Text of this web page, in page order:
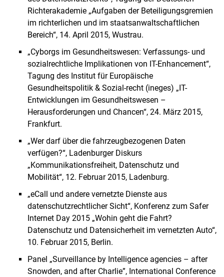
Richterakademie „Aufgaben der Beteiligungsgremien
im richterlichen und im staatsanwaltschaftlichen
Bereich“, 14. April 2015, Wustrau.
„Cyborgs im Gesundheitswesen: Verfassungs- und
sozialrechtliche Implikationen von IT-Enhancement“,
Tagung des Institut für Europäische
Gesundheitspolitik & Sozial-recht (ineges) „IT-
Entwicklungen im Gesundheitswesen –
Herausforderungen und Chancen“, 24. März 2015,
Frankfurt.
„Wer darf über die fahrzeugbezogenen Daten
verfügen?“, Ladenburger Diskurs
„Kommunikationsfreiheit, Datenschutz und
Mobilität“, 12. Februar 2015, Ladenburg.
„eCall und andere vernetzte Dienste aus
datenschutzrechtlicher Sicht“, Konferenz zum Safer
Internet Day 2015 „Wohin geht die Fahrt?
Datenschutz und Datensicherheit im vernetzten Auto“,
10. Februar 2015, Berlin.
Panel „Surveillance by Intelligence agencies – after
Snowden, and after Charlie”, International Conference